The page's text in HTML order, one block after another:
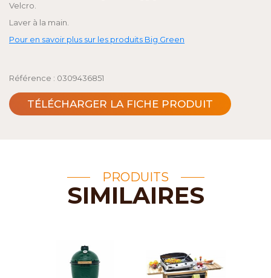
Velcro.
Laver à la main.
Pour en savoir plus sur les produits Big Green
Référence : 0309436851
TÉLÉCHARGER LA FICHE PRODUIT
PRODUITS
SIMILAIRES